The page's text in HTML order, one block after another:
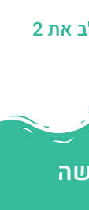
בנסקו מבורובץ – האם שווה לשלב את 2